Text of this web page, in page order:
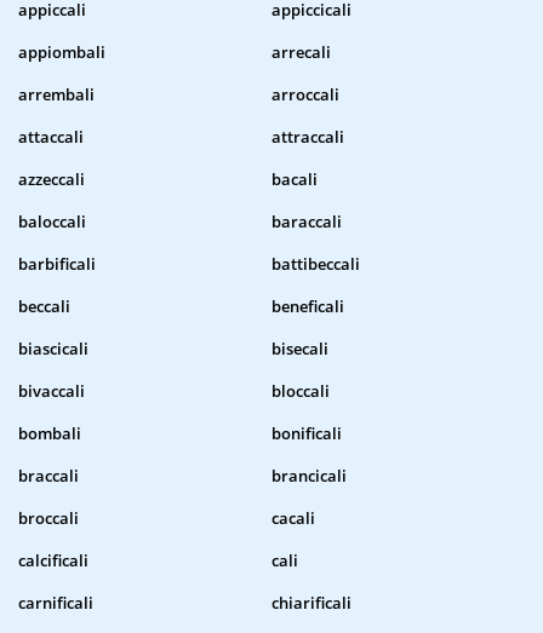
appiccali
appiccicali
appiombali
arrecali
arrembali
arroccali
attaccali
attraccali
azzeccali
bacali
baloccali
baraccali
barbificali
battibeccali
beccali
beneficali
biascicali
bisecali
bivaccali
bloccali
bombali
bonificali
braccali
brancicali
broccali
cacali
calcificali
cali
carnificali
chiarificali